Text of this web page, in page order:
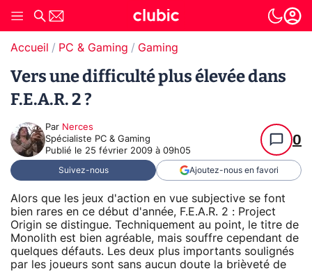
Accueil PC & Gaming Gaming
Vers une difficulté plus élevée dans
F.E.A.R. 2 ?
Par Nerces
Spécialiste PC & Gaming
Publié le 25 février 2009 à 09h05
0
Suivez-nous Ajoutez-nous en favori
Alors que les jeux d'action en vue subjective se font
bien rares en ce début d'année, F.E.A.R. 2 : Project
Origin se distingue. Techniquement au point, le titre de
Monolith est bien agréable, mais souffre cependant de
quelques défauts. Les deux plus importants soulignés
par les joueurs sont sans aucun doute la brièveté de